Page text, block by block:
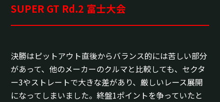
SUPER GT Rd.2 富士大会
決勝はピットアウト直後からバランス的には苦しい部分
があって、他のメーカーのクルマと比較しても、セクタ
ー3やストレートで大きな差があり、厳しいレース展開
になってしまいました。終盤1ポイントを争っていたと